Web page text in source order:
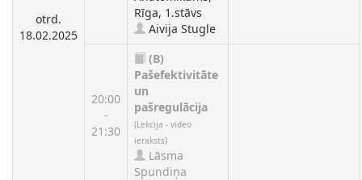
otrd.
18.02.2025
Rīga, 1.stāvs
Aivija Stugle
20:00
-
21:30
(B)
Pašefektivitāte
un
pašregulācija
(Lekcija - video
ieraksts)
Lāsma
Spundiņa